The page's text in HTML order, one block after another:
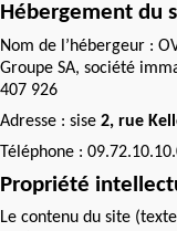
Hébergement du
Nom de l’hébergeur :
Groupe SA, société
407 926
Adresse : sise 2, rue
Téléphone :
Propriété
Le contenu du site